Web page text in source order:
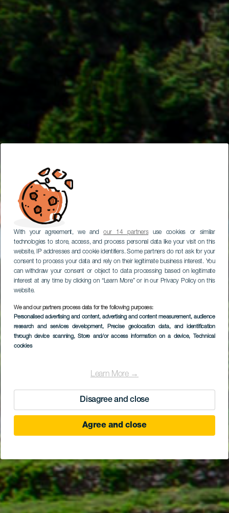
With your agreement, we andour 14 partnersuse cookies or similar
technologies to store, access, and process personal data like your visit on this
website, IP addresses and cookie identifiers. Some partners do not ask for your
consent to process your data and rely on their legitimate business interest. You
can withdraw your consent or object to data processing based on legitimate
interest at any time by clicking on “Learn More” or in our Privacy Policy on this
website.
We and our partners process data for the following purposes:
Personalised advertising and content, advertising and content measurement, audience
research and services development, Precise geolocation data, and identification
through device scanning, Store and/or access information on a device, Technical
cookies
Learn More →
Disagree and close
Agree and close
El Cedro
LA GOMERA